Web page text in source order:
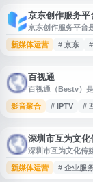
京东创作服务平
京东创作服务平台
入口，支持账号登
依托京东电商生态
新媒体运营 # 京东
百视通
百视通（Bestv）
IPTV、手机电视、
建设，以及多媒体
影音聚合 # IPTV #
深圳市互为文化
深圳市互为文化传
品牌展示与业务信
合关注深圳文化传
新媒体运营 # 企业服